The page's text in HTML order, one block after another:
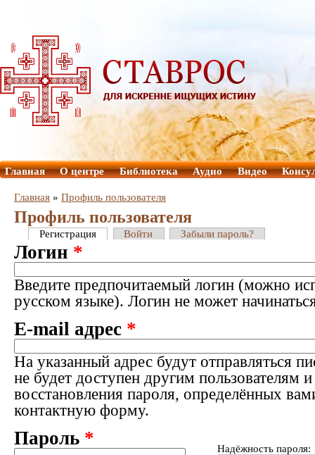
Главная О центре Библиотека Аудио Видео
Главная » Профиль пользователя
Профиль пользователя
Регистрация Войти Забыли пароль?
Логин *
Введите предпочитаемый логин (можно
русском языке). Логин не может
E-mail адрес *
На указанный адрес будут отправляться
не будет доступен другим пользователям
восстановления пароля, определённых
контактную форму.
Надёжность пароля:
Пароль *